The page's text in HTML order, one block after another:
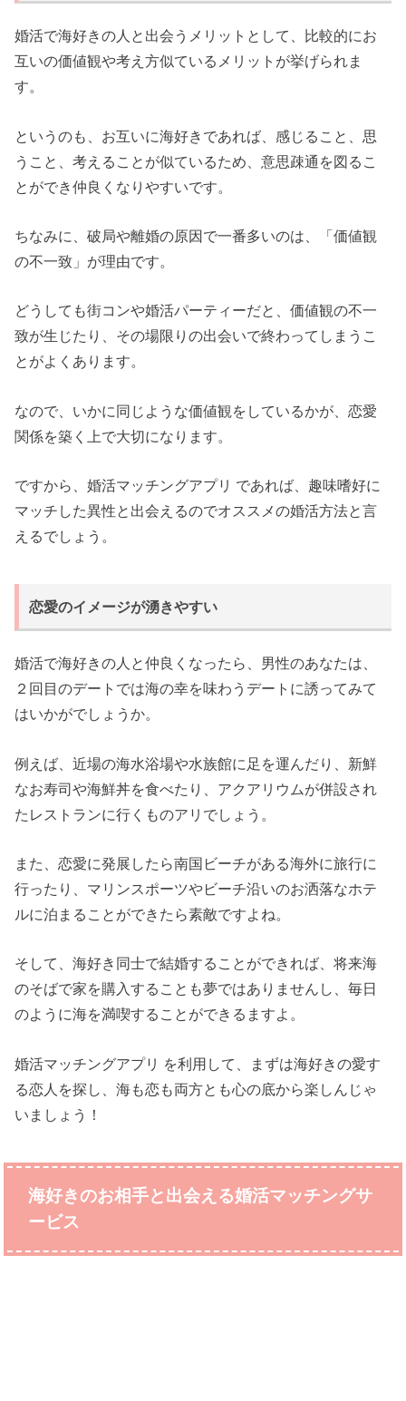
婚活で海好きの人と出会うメリットとして、比較的にお
互いの価値観や考え方似ているメリットが挙げられま
す。
というのも、お互いに海好きであれば、感じること、思
うこと、考えることが似ているため、意思疎通を図るこ
とができ仲良くなりやすいです。
ちなみに、破局や離婚の原因で一番多いのは、「価値観
の不一致」が理由です。
どうしても街コンや婚活パーティーだと、価値観の不一
致が生じたり、その場限りの出会いで終わってしまうこ
とがよくあります。
なので、いかに同じような価値観をしているかが、恋愛
関係を築く上で大切になります。
ですから、婚活マッチングアプリ であれば、趣味嗜好に
マッチした異性と出会えるのでオススメの婚活方法と言
えるでしょう。
恋愛のイメージが湧きやすい
婚活で海好きの人と仲良くなったら、男性のあなたは、
２回目のデートでは海の幸を味わうデートに誘ってみて
はいかがでしょうか。
例えば、近場の海水浴場や水族館に足を運んだり、新鮮
なお寿司や海鮮丼を食べたり、アクアリウムが併設され
たレストランに行くものアリでしょう。
また、恋愛に発展したら南国ビーチがある海外に旅行に
行ったり、マリンスポーツやビーチ沿いのお洒落なホテ
ルに泊まることができたら素敵ですよね。
そして、海好き同士で結婚することができれば、将来海
のそばで家を購入することも夢ではありませんし、毎日
のように海を満喫することができるますよ。
婚活マッチングアプリ を利用して、まずは海好きの愛す
る恋人を探し、海も恋も両方とも心の底から楽しんじゃ
いましょう！
海好きのお相手と出会える婚活マッチングサ
ービス